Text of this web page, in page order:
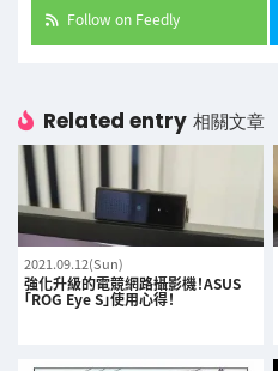
Follow on Feedly
Related entry 相關文章
2021.09.12(Sun)
強化升級的電競網路攝影機！ASUS
「ROG Eye S」使用心得！